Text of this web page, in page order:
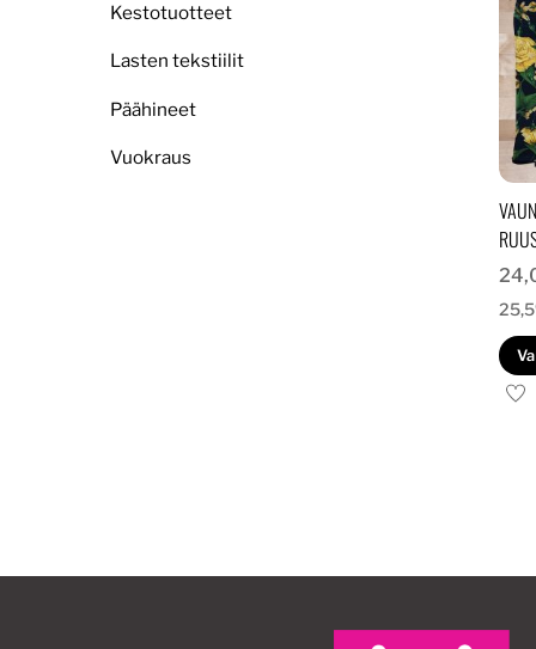
Kestotuotteet
Lasten tekstiilit
Päähineet
Vuokraus